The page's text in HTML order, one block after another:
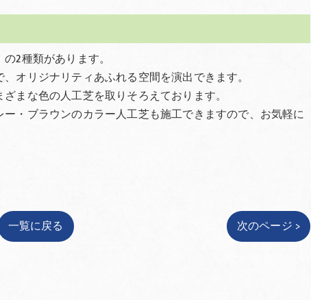
2種類があります。
オリジナリティあふれる空間を演出できます。
まな色の人工芝を取りそろえております。
・ブラウンのカラー人工芝も施工できますので、お気軽に
一覧に戻る 次のページ >